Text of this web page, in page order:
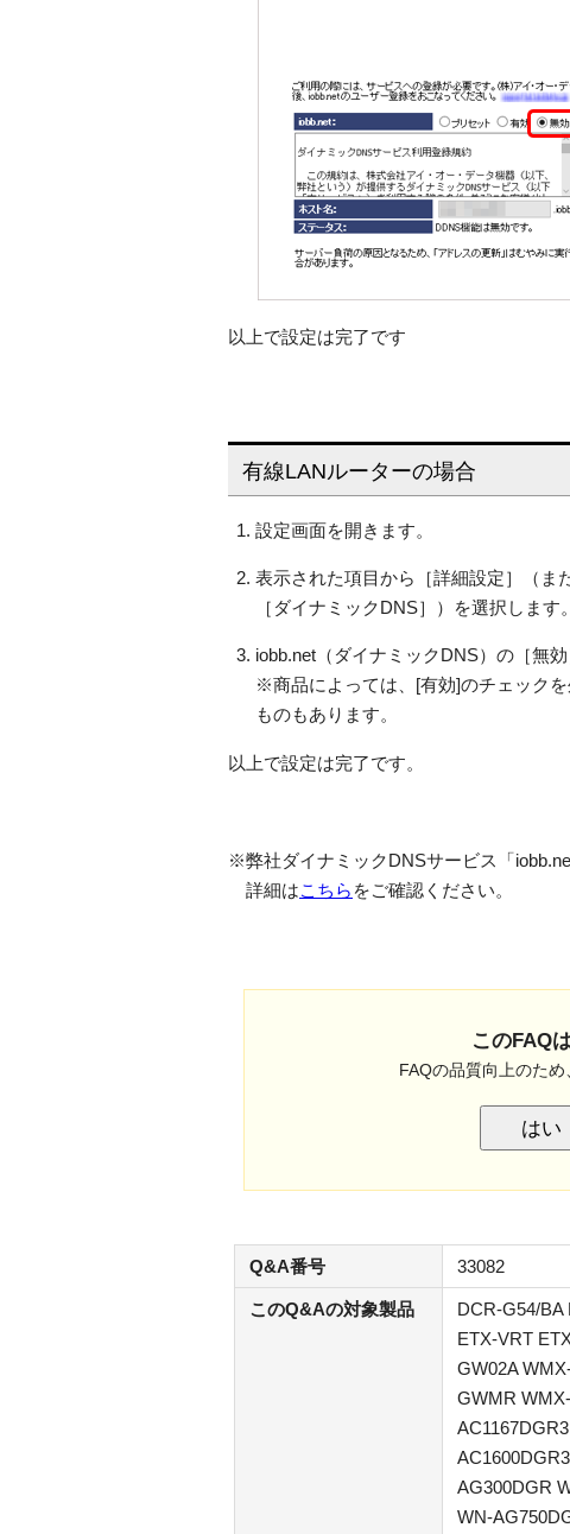
以上で設定は完了です
有線LANルーターの場合
設定画面を開きます。
表示された項目から［詳細設定］（ま
［ダイナミックDNS］）を選択します。
iobb.net（ダイナミックDNS）の［無
※商品によっては、[有効]のチェック
ものもあります。
以上で設定は完了です。
※弊社ダイナミックDNSサービス「
詳細はこちら をご確認ください。
このFAQ
FAQの品質向上のた
はい
Q&A番号 33082
このQ&Aの対象製品
DCR-G54/BA
ETX-VRT
GW02A
GWMR
AG300DGR
WN-